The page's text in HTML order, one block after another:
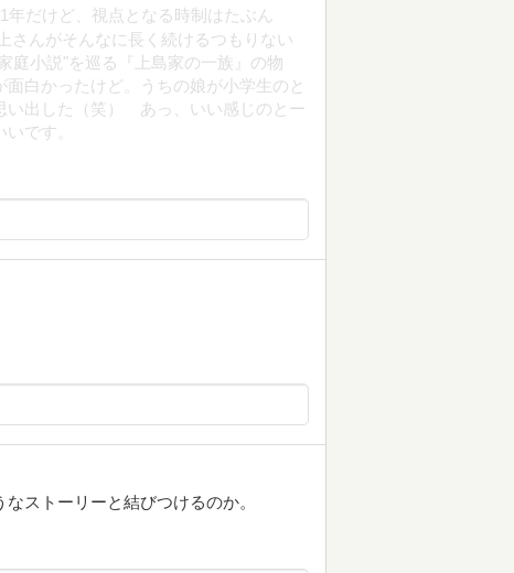
だけど、視点となる時制はたぶん
んがそんなに長く続けるつもりない
庭小説"を巡る『上島家の一族』の物
白かったけど。うちの娘が小学生のと
い出した（笑） あっ、いい感じのとー
です。
ストーリーと結びつけるのか。